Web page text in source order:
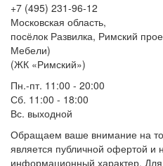
+7 (495) 231-96-12
Московская область,
посёлок Развилка, Римский
Мебели)
(ЖК «Римский»)
Пн.-пт. 11:00 - 20:00
Сб. 11:00 - 18:00
Вс. выходной
Обращаем ваше внимание на
является публичной офертой и
информационный характер.